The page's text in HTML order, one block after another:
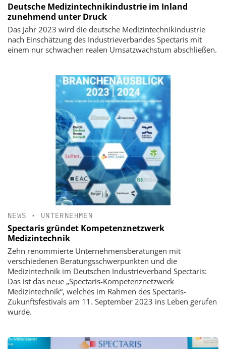
Deutsche Medizintechnikindustrie im Inland
zunehmend unter Druck
Das Jahr 2023 wird die deutsche Medizintechnikindustrie
nach Einschätzung des Industrieverbandes Spectaris mit
einem nur schwachen realen Umsatzwachstum abschließen.
NEWS • UNTERNEHMEN
Spectaris gründet Kompetenznetzwerk
Medizintechnik
Zehn renommierte Unternehmensberatungen mit
verschiedenen Beratungsschwerpunkten und die
Medizintechnik im Deutschen Industrieverband Spectaris:
Das ist das neue „Spectaris-Kompetenznetzwerk
Medizintechnik“, welches im Rahmen des Spectaris-
Zukunftsfestivals am 11. September 2023 ins Leben gerufen
wurde.